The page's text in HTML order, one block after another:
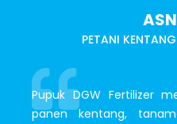
PETANI
Pupuk DGW Fertilizer
panen kentang,